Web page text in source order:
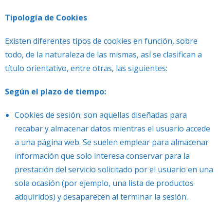
Tipología de Cookies
Existen diferentes tipos de cookies en función, sobre
todo, de la naturaleza de las mismas, así se clasifican a
título orientativo, entre otras, las siguientes:
Según el plazo de tiempo:
Cookies de sesión: son aquellas diseñadas para
recabar y almacenar datos mientras el usuario accede
a una página web. Se suelen emplear para almacenar
información que solo interesa conservar para la
prestación del servicio solicitado por el usuario en una
sola ocasión (por ejemplo, una lista de productos
adquiridos) y desaparecen al terminar la sesión.